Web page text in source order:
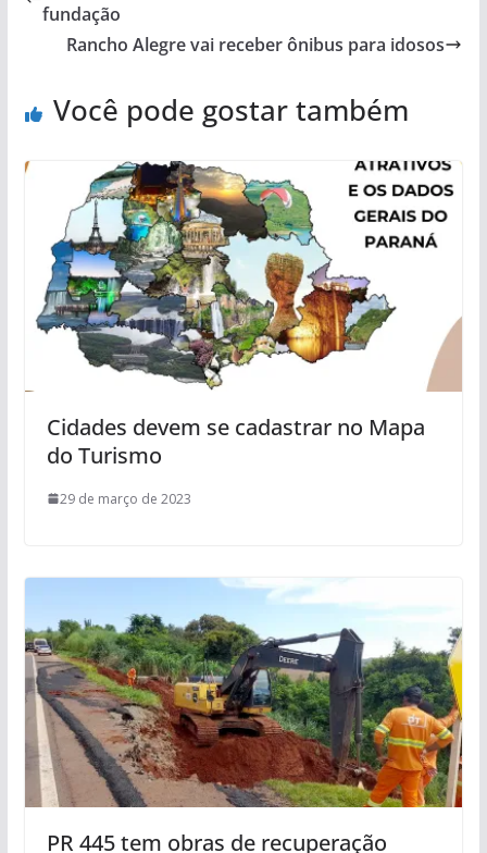
fundação
Rancho Alegre vai receber ônibus para idosos
Você pode gostar também
Cidades devem se cadastrar no Mapa
do Turismo
29 de março de 2023
PR 445 tem obras de recuperação